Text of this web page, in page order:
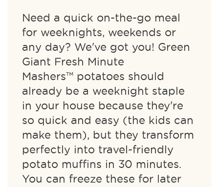
Need a quick on-the-go meal
for weeknights, weekends or
any day? We've got you! Green
Giant Fresh Minute
Mashers™ potatoes should
already be a weeknight staple
in your house because they're
so quick and easy (the kids can
make them), but they transform
perfectly into travel-friendly
potato muffins in 30 minutes.
You can freeze these for later